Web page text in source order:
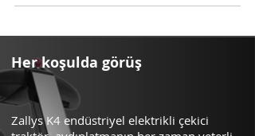
Her koşulda görüş
Zallys K4 endüstriyel elektrikli çekici